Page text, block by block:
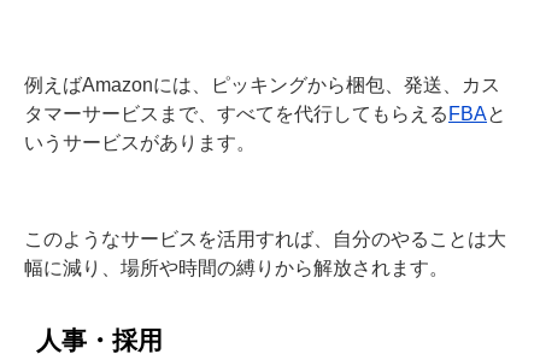
例えばAmazonには、ピッキングから梱包、発送、カス
タマーサービスまで、すべてを代行してもらえる FBAと
いうサービスがあります。
このようなサービスを活用すれば、自分のやることは大
幅に減り、場所や時間の縛りから解放されます。
人事・採用